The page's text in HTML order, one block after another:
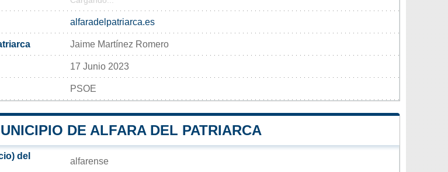
alfaradelpatriarca.es
Jaime Martínez Romero
17 Junio 2023
PSOE
DE ALFARA DEL PATRIARCA
del
alfarense​